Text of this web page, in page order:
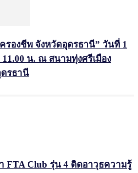
รองชีพ จังหวัดอุดรธานี” วันที่ 1
11.00 น. ณ สนามทุ่งศรีเมือง
ดรธานี
า FTA Club รุ่น 4 ติดอาวุธความรู้